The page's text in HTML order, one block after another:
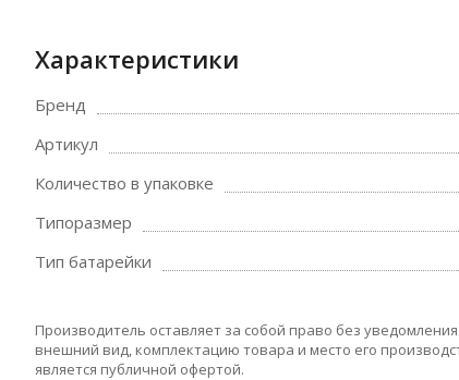
Характеристики
Бренд
Артикул
Количество в упаковке
Типоразмер
Тип батарейки
Производитель оставляет за собой право без
внешний вид, комплектацию товара и место его
является публичной офертой.